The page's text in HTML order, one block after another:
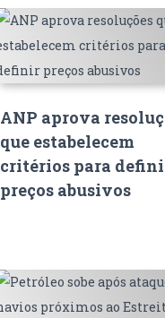
ANP aprova
que estabelecem
critérios para
preços abusivos